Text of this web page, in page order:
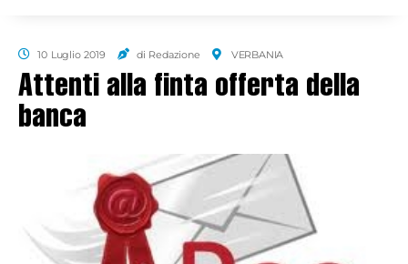
10 Luglio 2019 di Redazione VERBANIA
Attenti alla finta offerta della
banca